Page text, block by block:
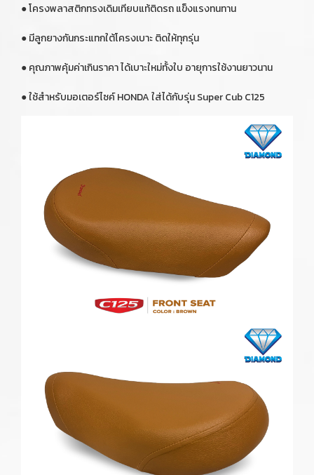
● โครงพลาสติกทรงเดิมเทียบแท้ติดรถ แข็งแรงทนทาน
● มีลูกยางกันกระแทกใต้โครงเบาะ ติดให้ทุกรุ่น
● คุณภาพคุ้มค่าเกินราคา ได้เบาะใหม่ทั้งใบ อายุการใช้งานยาวนาน
● ใช้สำหรับมอเตอร์ไซค์ HONDA ใส่ได้กับรุ่น Super Cub C125